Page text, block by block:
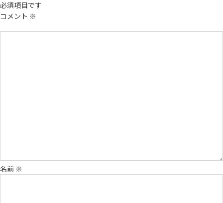
必須項目です
コメント ※
名前 ※